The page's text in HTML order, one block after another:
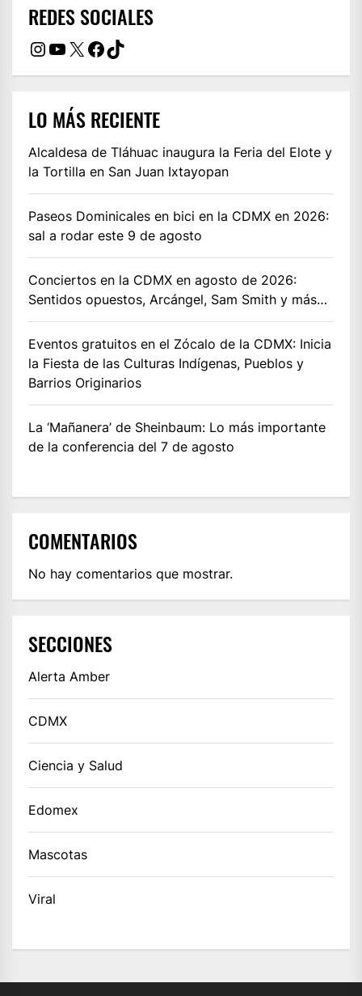
REDES SOCIALES
Instagram
YouTube
X Facebook
TikTok
LO MÁS RECIENTE
Alcaldesa de Tláhuac inaugura la Feria del Elote y
la Tortilla en San Juan Ixtayopan
Paseos Dominicales en bici en la CDMX en 2026:
sal a rodar este 9 de agosto
Conciertos en la CDMX en agosto de 2026:
Sentidos opuestos, Arcángel, Sam Smith y más…
Eventos gratuitos en el Zócalo de la CDMX: Inicia
la Fiesta de las Culturas Indígenas, Pueblos y
Barrios Originarios
La ‘Mañanera’ de Sheinbaum: Lo más importante
de la conferencia del 7 de agosto
COMENTARIOS
No hay comentarios que mostrar.
SECCIONES
Alerta Amber
CDMX
Ciencia y Salud
Edomex
Mascotas
Viral